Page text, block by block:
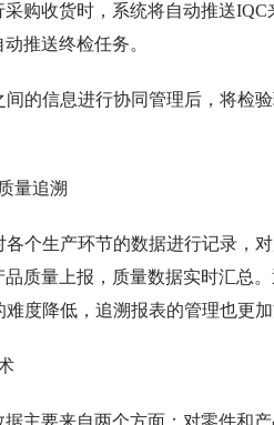
采购收货时，系统将自动推送
推送终检任务。
间的信息进行协同管理后，将检
量追溯
各个生产环节的数据进行记录，
质量上报，质量数据实时汇总
度降低，追溯报表的管理也更加
主要来自两个方面：对零件和